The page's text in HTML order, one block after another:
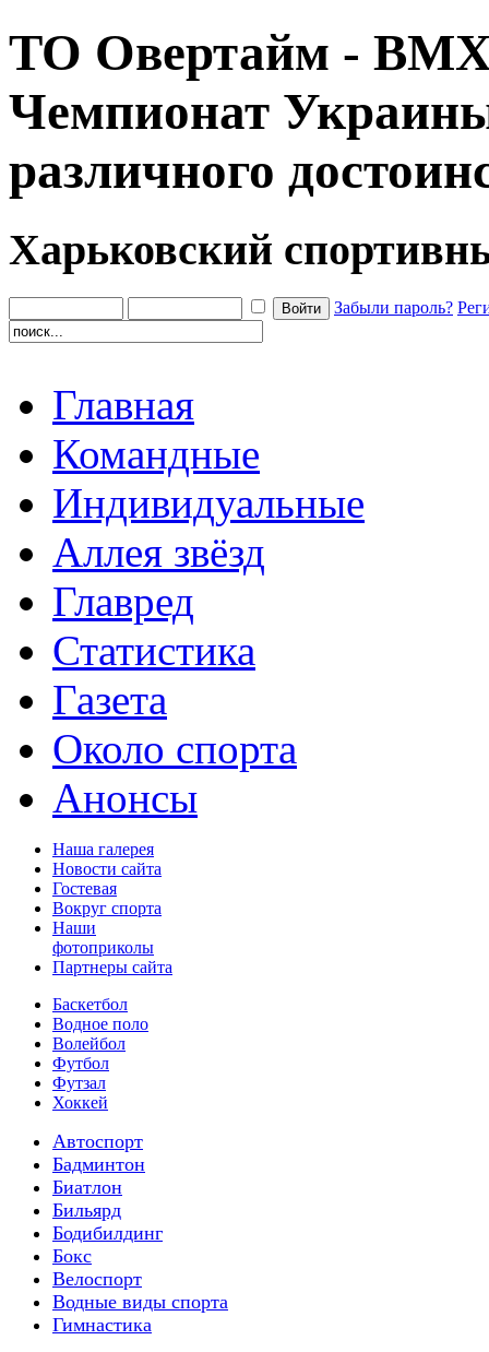
ТО Овертайм -
Чемпионат
различного
Харьковский
Забыли пароль?
Главная
Командные
Индивидуальные
Аллея звёзд
Главред
Статистика
Газета
Около спорта
Анонсы
Наша галерея
Новости сайта
Гостевая
Вокруг спорта
Наши
фотоприколы
Партнеры сайта
Баскетбол
Водное поло
Волейбол
Футбол
Футзал
Хоккей
Автоспорт
Бадминтон
Биатлон
Бильярд
Бодибилдинг
Бокс
Велоспорт
Водные виды спорта
Гимнастика